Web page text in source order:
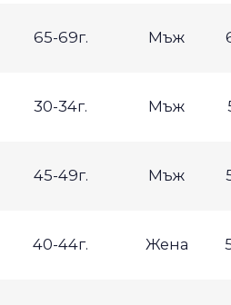
65-69г. Мъж
30-34г. Мъж
45-49г. Мъж
40-44г. Жена